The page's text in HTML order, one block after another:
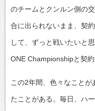
のチームとクンルン側の
合に出られないまま、契
して、ずっと戦いたいと
ONE Championshipと契約
この2年間、色々なこと
たことがある。毎日、ハ